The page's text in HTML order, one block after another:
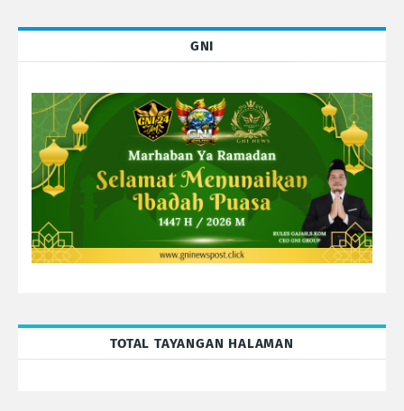
GNI
TOTAL TAYANGAN HALAMAN